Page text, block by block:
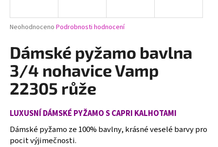
Průměrné
produktu
je
0,0
z
5
hvězdiček.
Neohodnoceno Podrobnosti hodnocení
Dámské pyžamo bavlna
3/4 nohavice Vamp
22305 růže
LUXUSNÍ DÁMSKÉ PYŽAMO S CAPRI KALHOTAMI
Dámské pyžamo ze 100% bavlny, krásné veselé barvy pro
pocit výjimečnosti.
j
t
?
HLEDAT